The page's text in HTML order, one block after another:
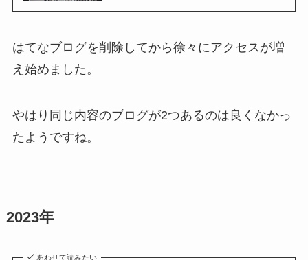
はてなブログを削除してから徐々にアクセスが増
え始めました。
やはり同じ内容のブログが2つあるのは良くなかっ
たようですね。
2023年
あわせて読みたい